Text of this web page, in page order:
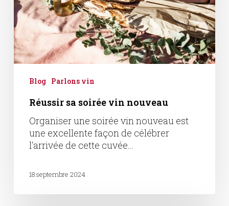
Blog Parlons vin
Réussir sa soirée vin nouveau
Organiser une soirée vin nouveau est
une excellente façon de célébrer
l'arrivée de cette cuvée…
18 septembre 2024